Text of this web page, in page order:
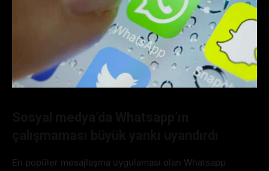
En popüler mesajlaşma uygulaması olan Whatsapp